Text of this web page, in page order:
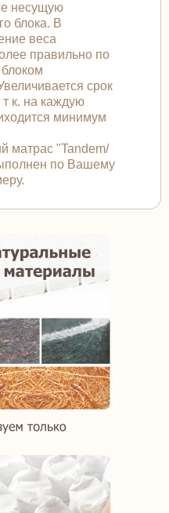
несущую
блока. В
веса
правильно по
срок
т к. на каждую
минимум
матрас "Tandem/
по Вашему